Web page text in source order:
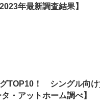
年最新調査結果】
グTOP10！ シングル向
・アットホーム調べ】